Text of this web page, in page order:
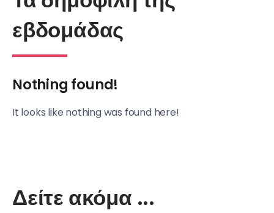
εβδομάδας
Nothing found!
It looks like nothing was found here!
Δείτε ακόμα ...